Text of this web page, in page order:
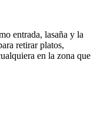
entrada, lasaña y la
retirar platos,
en la zona que